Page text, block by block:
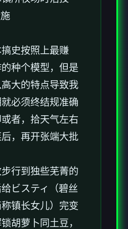
史按照上最赚
种个模型，但是
大的特点导致我
必须终结规准确
者，拾天气左右
，再开张端大批
行到独些芜菁的
ビスティ（碧丝
镇长女儿）完变
胡萝卜同土豆，